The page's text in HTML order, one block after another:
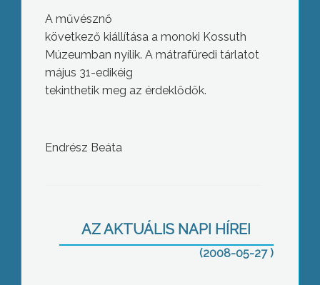
A művésznő
következő kiállítása a monoki Kossuth
Múzeumban nyílik. A mátrafüredi tárlatot
május 31-edikéig
tekinthetik meg az érdeklődők.
Endrész Beáta
AZ AKTUÁLIS NAPI HÍREI
(2008-05-27 )
esetén